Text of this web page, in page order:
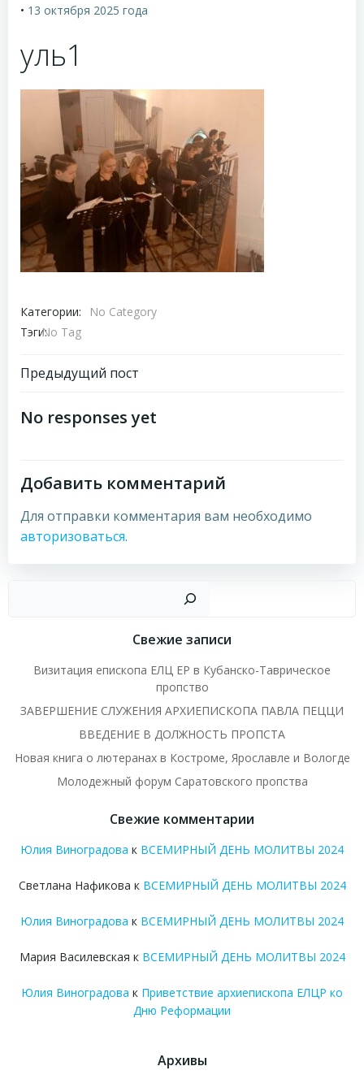
• 13 октября 2025 года
уль1
Категории:
No Category
Тэги:No Tag
Навигация
по
Предыдущий пост
No responses yet
Добавить комментарий
Для отправки комментария вам необходимо
авторизоваться.
Свежие записи
Визитация епископа ЕЛЦ ЕР в Кубанско-Таврическое
пропство
ЗАВЕРШЕНИЕ СЛУЖЕНИЯ АРХИЕПИСКОПА ПАВЛА ПЕЦЦИ
ВВЕДЕНИЕ В ДОЛЖНОСТЬ ПРОПСТА
Новая книга о лютеранах в Костроме, Ярославле и Вологде
Молодежный форум Саратовского пропства
Свежие комментарии
Юлия Виноградова к ВСЕМИРНЫЙ ДЕНЬ МОЛИТВЫ 2024
Светлана Нафикова к ВСЕМИРНЫЙ ДЕНЬ МОЛИТВЫ 2024
Юлия Виноградова к ВСЕМИРНЫЙ ДЕНЬ МОЛИТВЫ 2024
Мария Василевская к ВСЕМИРНЫЙ ДЕНЬ МОЛИТВЫ 2024
Юлия Виноградова к Приветствие архиепископа ЕЛЦР ко
Дню Реформации
Архивы